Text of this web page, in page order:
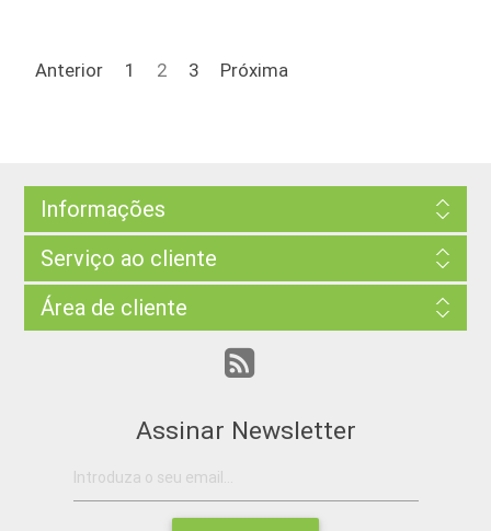
Anterior 1 2 3 Próxima
Informações
Serviço ao cliente
Área de cliente
Assinar Newsletter